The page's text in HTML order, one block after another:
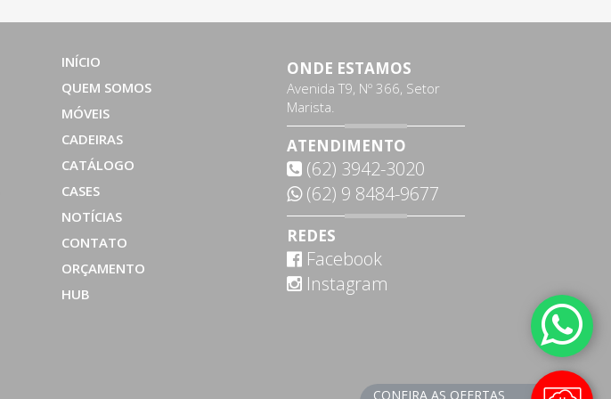
INÍCIO
QUEM SOMOS
MÓVEIS
CADEIRAS
CATÁLOGO
CASES
NOTÍCIAS
CONTATO
ORÇAMENTO
HUB
ONDE ESTAMOS
Avenida T9, Nº 366, Setor
Marista.
ATENDIMENTO
(62) 3942-3020
(62) 9 8484-9677
REDES
Facebook
Instagram
CONFIRA AS OFERTAS